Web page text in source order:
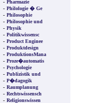
- Pharmazie
- Philologie � Ge
- Philosophie
- Philosophie und
- Physik
- Politikwissensc
- Product Enginee
- Produktdesign
- ProduktionsMana
- Proze�automatis
- Psychologie
- Publizistik und
- P�dagogik
- Raumplanung
- Rechtswissensch
- Religionswissen